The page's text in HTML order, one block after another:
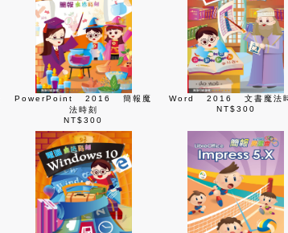
PowerPoint 2016 簡報魔
法時刻
NT$300
Word 2016 文書魔法
NT$300